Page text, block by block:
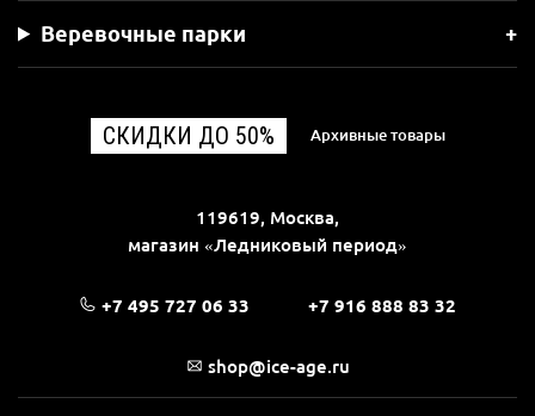
Веревочные парки
СКИДКИ ДО 50% Архивные товары
119619, Москва,
магазин «Ледниковый период»
+7 495 727 06 33 +7 916 888 83 32
shop@ice-age.ru